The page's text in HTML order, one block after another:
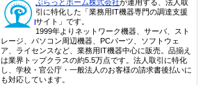
ぷらっとホーム株式会社が運用する、法人取
引に特化した「業務用IT機器専門の調達支援
サイト」です。
1999年よりネットワーク機器、サーバ、スト
レージ、パソコン周辺機器、PCパーツ、ソフトウェ
ア、ライセンスなど、業務用IT機器中心に販売。品揃え
は業界トップクラスの約5.5万点です。法人取引に特化
し、学校・官公庁・一般法人のお客様の請求書後払いに
も対応しています。